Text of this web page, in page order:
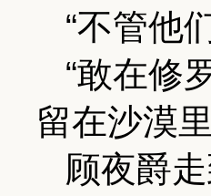
“不管他
“敢在修
留在沙漠
顾夜爵